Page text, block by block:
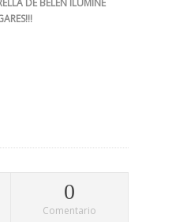
0
Comentario